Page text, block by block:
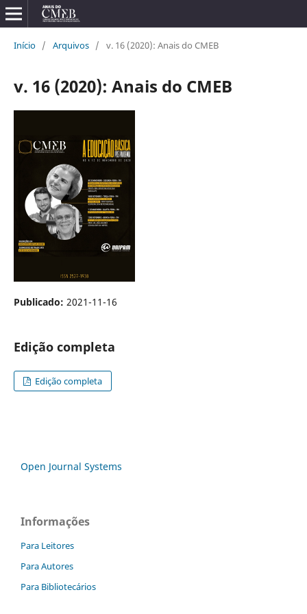
Início / Arquivos / v. 16 (2020): Anais do CMEB
v. 16 (2020): Anais do CMEB
Publicado: 2021-11-16
Edição completa
Edição completa
Open Journal Systems
Informações
Para Leitores
Para Autores
Para Bibliotecários